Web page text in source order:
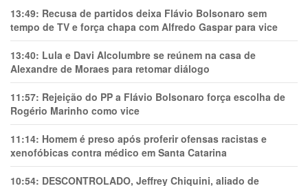
13:49: Recusa de partidos deixa Flávio Bolsonaro sem
tempo de TV e força chapa com Alfredo Gaspar para vice
13:40: Lula e Davi Alcolumbre se reúnem na casa de
Alexandre de Moraes para retomar diálogo
11:57: Rejeição do PP a Flávio Bolsonaro força escolha de
Rogério Marinho como vice
11:14: Homem é preso após proferir ofensas racistas e
xenofóbicas contra médico em Santa Catarina
10:54: DESCONTROLADO, Jeffrey Chiquini, aliado de